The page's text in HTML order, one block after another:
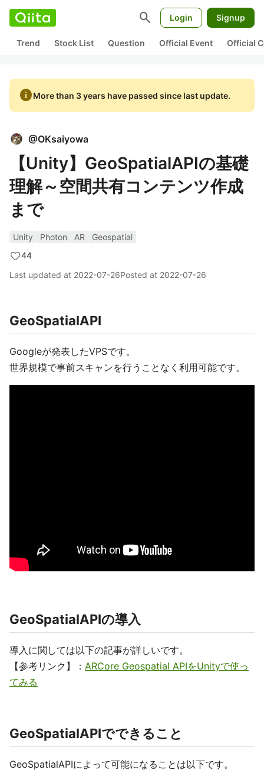
search Login Signup
Trend Stock List Question Official Event Official
infoMore than 3 years have passed since last update.
@OKsaiyowa
【Unity】GeoSpatialAPIの基礎
理解～空間共有コンテンツ作成
まで
Unity Photon AR
Geospatial
44
Last updated at 2022-07-26Posted at 2022-07-26
GeoSpatialAPI
Googleが発表したVPSです。
世界規模で事前スキャンを行うことなく利用可能です。
GeoSpatialAPIの導入
導入に関しては以下の記事が詳しいです。
【参考リンク】： ARCore Geospatial APIをUnityで使っ
てみる
GeoSpatialAPIでできること
GeoSpatialAPIによって可能になることは以下です。